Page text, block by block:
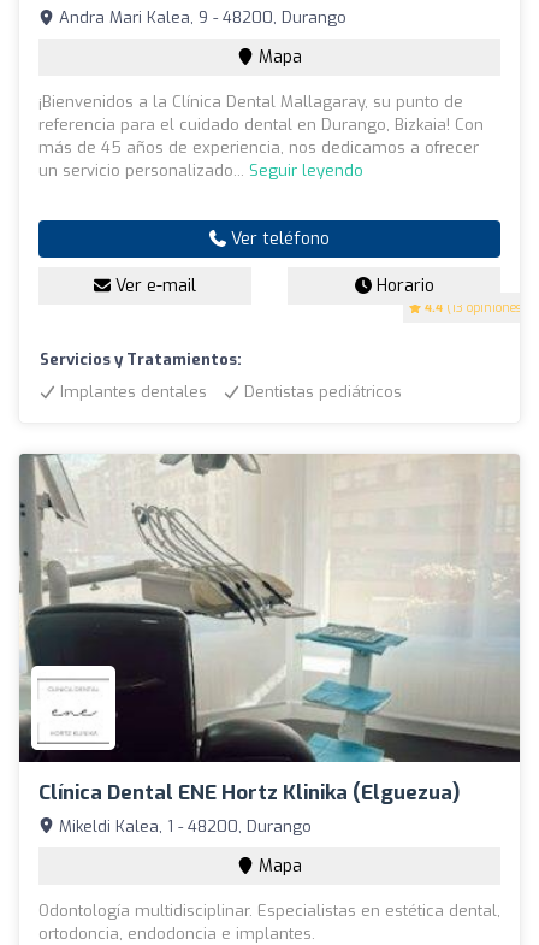
4.4 (13 opiniones)
Andra Mari Kalea, 9 - 48200, Durango
Mapa
¡Bienvenidos a la Clínica Dental Mallagaray, su punto de
referencia para el cuidado dental en Durango, Bizkaia! Con
más de 45 años de experiencia, nos dedicamos a ofrecer
un servicio personalizado... Seguir leyendo
Ver teléfono
Ver e-mail Horario
Servicios y Tratamientos:
Implantes dentales
Dentistas pediátricos
Clínica Dental ENE Hortz Klinika (Elguezua)
Mikeldi Kalea, 1 - 48200, Durango
Mapa
Odontología multidisciplinar. Especialistas en estética dental,
ortodoncia, endodoncia e implantes.